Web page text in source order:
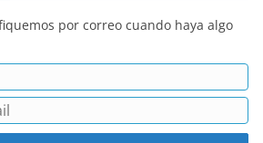
por correo cuando haya algo